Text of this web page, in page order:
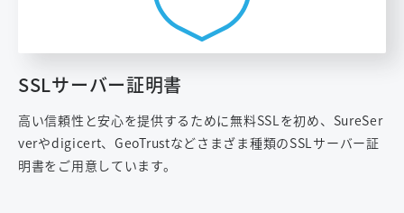
SSLサーバー証明書
高い信頼性と安心を提供するために無料SSLを初め、SureSer
verやdigicert、GeoTrustなどさまざま種類のSSLサーバー証
明書をご用意しています。